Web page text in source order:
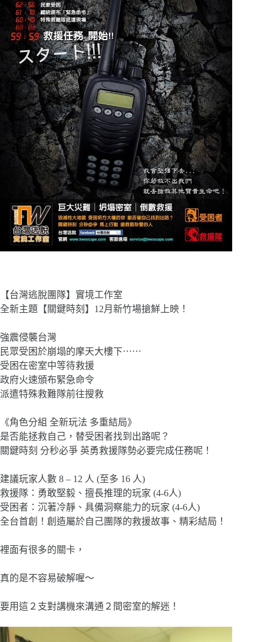
【台灣逃脫團隊】實境工作室
全新主題【關鍵時刻】12月新竹場搶鮮上映！
強震侵襲台灣
民眾受困於崩塌的摩天大樓下⋯⋯
受困在密室中等待救援
政府火速頒布緊急命令
派遣特殊救難隊前往搜救
《角色分組 全新玩法 多重結局》
是否能拯救自己，替受困者找到出路呢？
關鍵時刻 分秒必爭 英勇救援隊勢必要完成任務呢！
建議玩家人數 8 – 12 人 (至多 16 人)
救援隊：勇敢堅毅、擅長推理的玩家 (4-6人)
受困者：沉著冷靜、具備洞察能力的玩家 (4-6人)
全台首創！創造屬於自己團隊的救援故事、精彩結局！
裡面有很多的關卡，
真的是不容易破解喔～
要用這２支對講機來溝通２間密室的解迷！